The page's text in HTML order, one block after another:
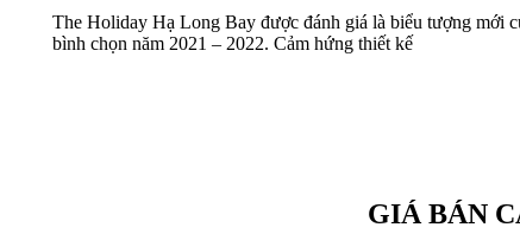
The Holiday Hạ Long Bay được đánh giá là biểu tượng
bình chọn năm 2021 – 2022. Cảm hứng thiết kế
GIÁ BÁN